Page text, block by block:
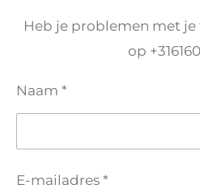
Heb je problemen met je
op
Naam *
E-mailadres *